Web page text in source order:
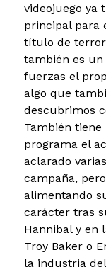
videojuego ya
principal para
título de terror
también es
fuerzas el
algo que
descubrimos
También
programa el
aclarado
campaña,
alimentando
carácter tras
Hannibal y en
Troy Baker o
la industria